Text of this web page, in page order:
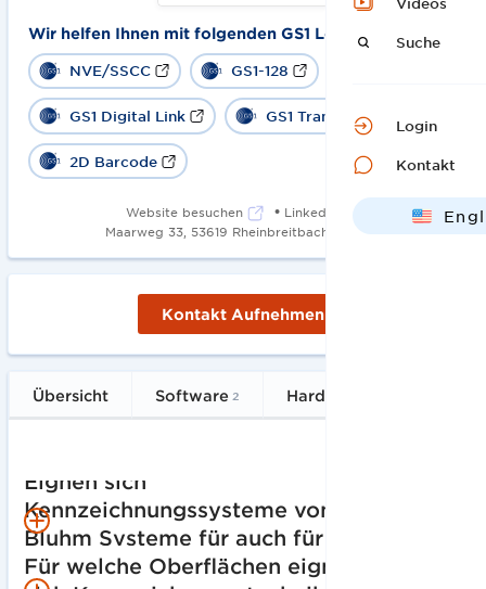
Suche
Login
Kontakt
Übersicht Software 2 Hardware
Eignen sich
Kennzeichnungssysteme von
Bluhm Systeme für auch für meine
Branche?
Unsere Kennzeichnungslösungen eignen sich für alle
Für welche Oberflächen eignet
Wir helfen Ihnen mit folgenden GS1 Lösungen:
NVE/SSCC GS1-128
GS1 Digital Link GS1 Transportetikett
2D Barcode
Website besuchen • LinkedIn
Maarweg 33, 53619 Rheinbreitbach
1968
Kontakt Aufnehmen